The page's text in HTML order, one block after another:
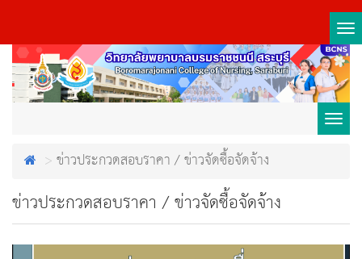
ข่าวประกวดสอบราคา / ข่าวจัดซื้อจัดจ้าง
ข่าวประกวดสอบราคา / ข่าวจัดซื้อจัดจ้าง